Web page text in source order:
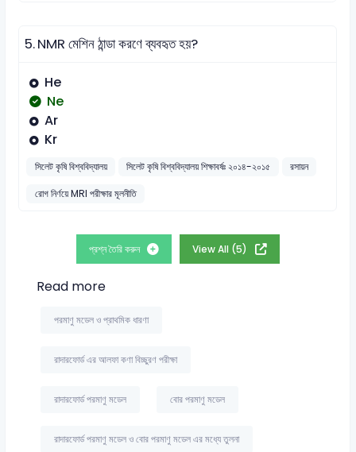
5.NMR মেশিন ঠান্ডা করণে ব্যবহৃত হয়?
He
Ne
Ar
Kr
সিলেট কৃষি বিশ্ববিদ্যালয় সিলেট কৃষি বিশ্ববিদ্যালয় শিক্ষাবর্ষঃ ২০১৪-২০১৫
রসায়ন
রোগ নির্ণয়ে MRI পরীক্ষার মূলনীতি
প্রশ্ন তৈরি করুন View All (5)
Read more
পরমাণু মডেল ও প্রাথমিক ধারণা
রাদারফোর্ড এর আলফা কণা বিচ্ছুরণ পরীক্ষা
রাদারফোর্ড পরমাণু মডেল বোর পরমাণু মডেল
রাদারফোর্ড পরমাণু মডেল ও বোর পরমাণু মডেল এর মধ্যে তুলনা